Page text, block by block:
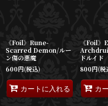
《Foil》Rune-
Scarred Demon/ルー
ン傷の悪魔
600円(税込)
カートに入れる
《Foil》
ドルイド
800円(税
カ